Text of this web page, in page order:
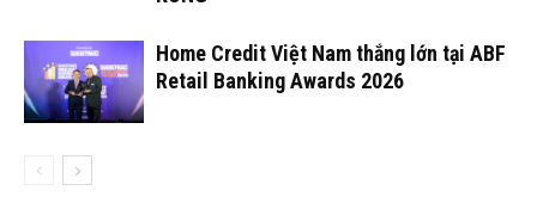
Home Credit Việt Nam thắng lớn tại ABF
Retail Banking Awards 2026